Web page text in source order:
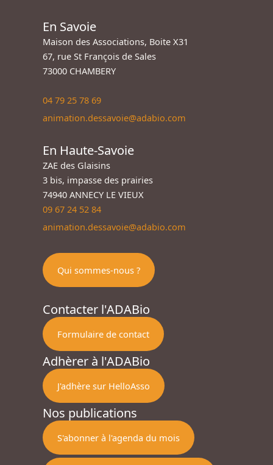
En Savoie
Maison des Associations, Boite X31
67, rue St François de Sales
73000 CHAMBERY
04 79 25 78 69
animation.dessavoie@adabio.com
En Haute-Savoie
ZAE des Glaisins
3 bis, impasse des prairies
74940 ANNECY LE VIEUX
09 67 24 52 84
animation.dessavoie@adabio.com
Qui sommes-nous ?
Contacter l'ADABio
Formulaire de contact
Adhèrer à l'ADABio
J'adhère sur HelloAsso
Nos publications
S'abonner à l'agenda du mois